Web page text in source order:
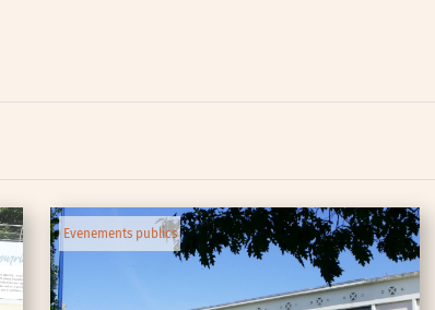
Evenements publics